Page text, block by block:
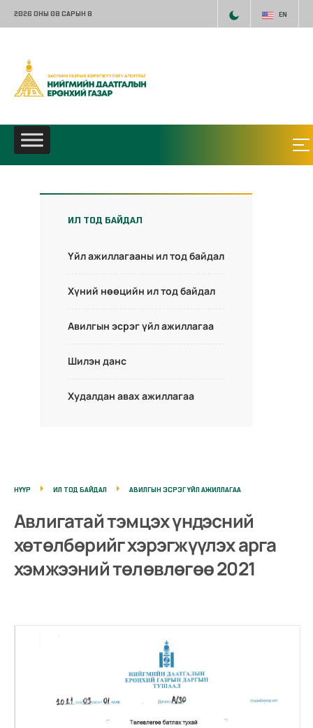
2026 ОНЫ 08 САРЫН 8 EN
ИЛ ТОД БАЙДАЛ
Үйл ажиллагааны ил тод байдал
Хүний нөөцийн ил тод байдал
Авилгын эсрэг үйл ажиллагаа
Шилэн данс
Худалдан авах ажиллагаа
НҮҮР ИЛ ТОД БАЙДАЛ АВИЛГЫН ЭСРЭГ ҮЙЛ АЖИЛЛАГАА
Авлигатай тэмцэх үндэсний
хөтөлбөрийг хэрэгжүүлэх арга
хэмжээний төлөвлөгөө 2021